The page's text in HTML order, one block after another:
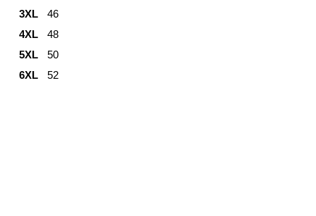
3XL
46
4XL
48
5XL
50
6XL
52